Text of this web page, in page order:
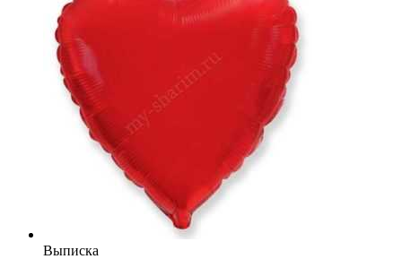
Выписка